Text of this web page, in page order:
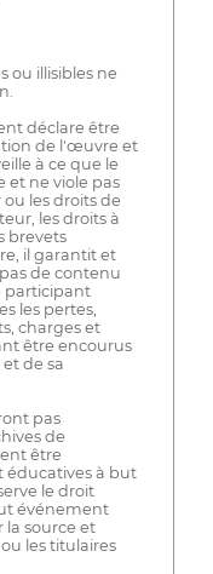
ou illisibles ne
déclare être
de l'œuvre et
à ce que le
et ne viole pas
les droits de
les droits à
brevets
il garantit et
de contenu
participant
les pertes,
charges et
être encourus
de sa
pas
de
être
éducatives à but
le droit
événement
la source et
les titulaires